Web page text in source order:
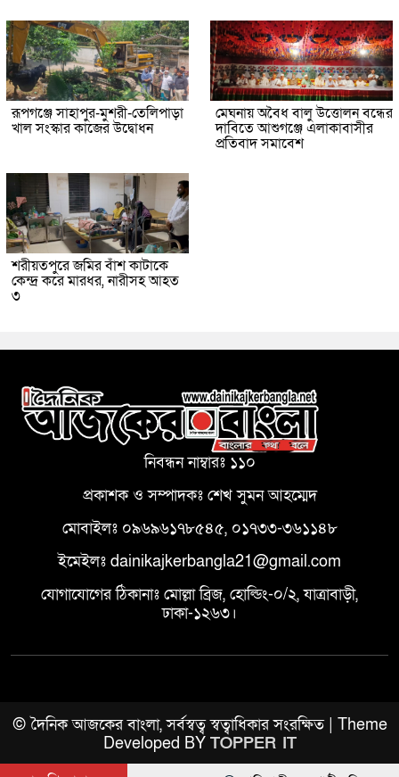
রূপগঞ্জে সাহাপুর-মুশরী-তেলিপাড়া
খাল সংস্কার কাজের উদ্বোধন
মেঘনায় অবৈধ বালু উত্তোলন বন্ধের
দাবিতে আশুগঞ্জে এলাকাবাসীর
প্রতিবাদ সমাবেশ
শরীয়তপুরে জমির বাঁশ কাটাকে
কেন্দ্র করে মারধর, নারীসহ আহত
৩
নিবন্ধন নাম্বারঃ ১১০
প্রকাশক ও সম্পাদকঃ শেখ সুমন আহম্মেদ
মোবাইলঃ ০৯৬৯৬১৭৮৫৪৫, ০১৭৩৩-৩৬১১৪৮
ইমেইলঃ dainikajkerbangla21@gmail.com
যোগাযোগের ঠিকানাঃ মোল্লা ব্রিজ, হোল্ডিং-০/২, যাত্রাবাড়ী,
ঢাকা-১২৬৩।
© দৈনিক আজকের বাংলা, সর্বস্বত্ব স্বত্বাধিকার সংরক্ষিত | Theme
Developed BY TOPPER IT